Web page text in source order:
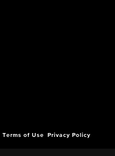
Terms of Use Privacy Policy